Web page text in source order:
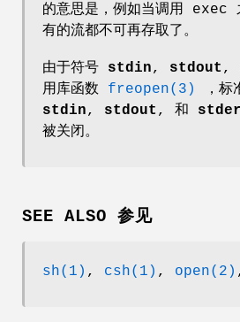
的意思是，例如当调用 exec
有的流都不可再存取了。
由于符号 stdin, stdout ,
用库函数 freopen(3)
，标
stdin, stdout , 和
被关闭。
SEE ALSO 参见
sh(1) , csh(1) , open(2)